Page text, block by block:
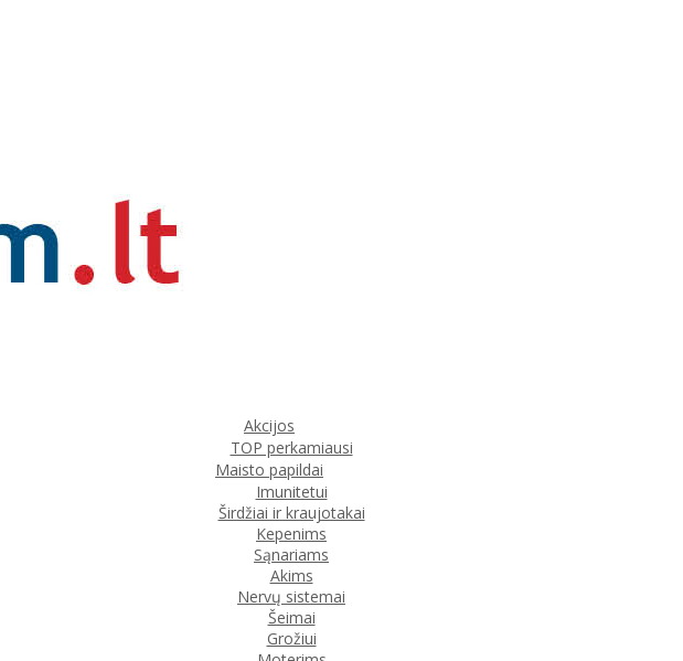
Akcijos
TOP perkamiausi
Maisto papildai
Imunitetui
Širdžiai ir kraujotakai
Kepenims
Sąnariams
Akims
Nervų sistemai
Šeimai
Grožiui